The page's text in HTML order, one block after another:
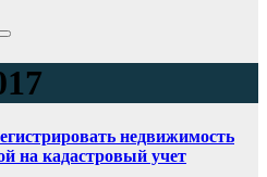
недвижимость
на кадастровый учет